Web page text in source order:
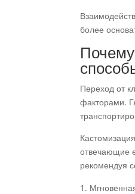
более
Переход от
факторами.
отвечающие
рекомендуя